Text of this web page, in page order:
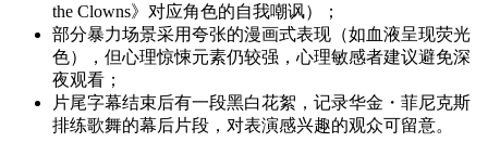
the Clowns》对应角色的自我嘲讽）；
部分暴力场景采用夸张的漫画式表现（如血液呈现荧光
色），但心理惊悚元素仍较强，心理敏感者建议避免深
夜观看；
片尾字幕结束后有一段黑白花絮，记录华金・菲尼克斯
排练歌舞的幕后片段，对表演感兴趣的观众可留意。